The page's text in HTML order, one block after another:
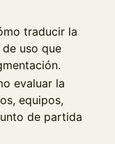
traducir la
uso que
evaluar la
equipos,
de partida